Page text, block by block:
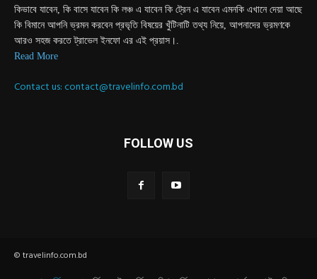
কিভাবে যাবেন, কি বাসে যাবেন কি লঞ্চ এ যাবেন কি ট্রেন এ যাবেন এমনকি এখানে দেয়া আছে
কি বিমানে আপনি ভ্রমন করবেন প্রভৃতি বিষয়ের খুঁটিনাটি তথ্য নিয়ে, আপনাদের ভ্রমণকে
আরও সহজ করতে ট্রাভেল ইনফো এর এই প্রয়াস।.
Read More
Contact us:contact@travelinfo.com.bd
FOLLOW US
© travelinfo.com.bd